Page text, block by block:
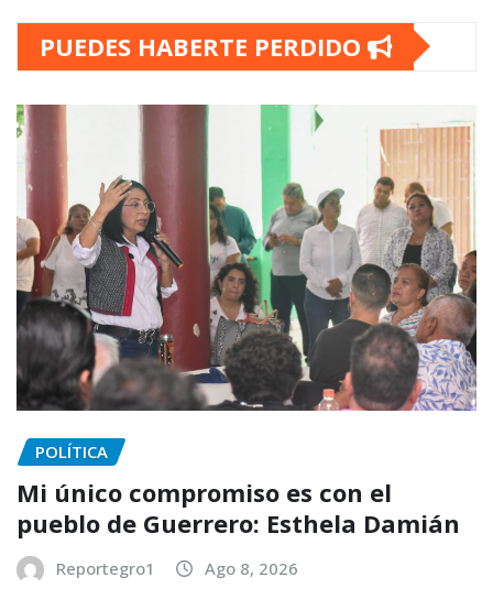
PUEDES HABERTE PERDIDO
POLÍTICA
Mi único compromiso es con el
pueblo de Guerrero: Esthela Damián
Reportegro1 Ago 8, 2026